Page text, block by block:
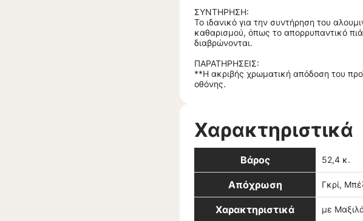
ΣΥΝΤΗΡΗΣΗ:
Το ιδανικό για την συντήρηση του
καθαρισμού, όπως το απορρυπαντικό
διαβρώνονται.
ΠΑΡΑΤΗΡΗΣΕΙΣ:
**Η ακριβής χρωματική απόδοση του
οθόνης.
Χαρακτηριστικά
Βάρος 52,4 κ.
Απόχρωση Γκρί,
Χαρακτηριστικά με